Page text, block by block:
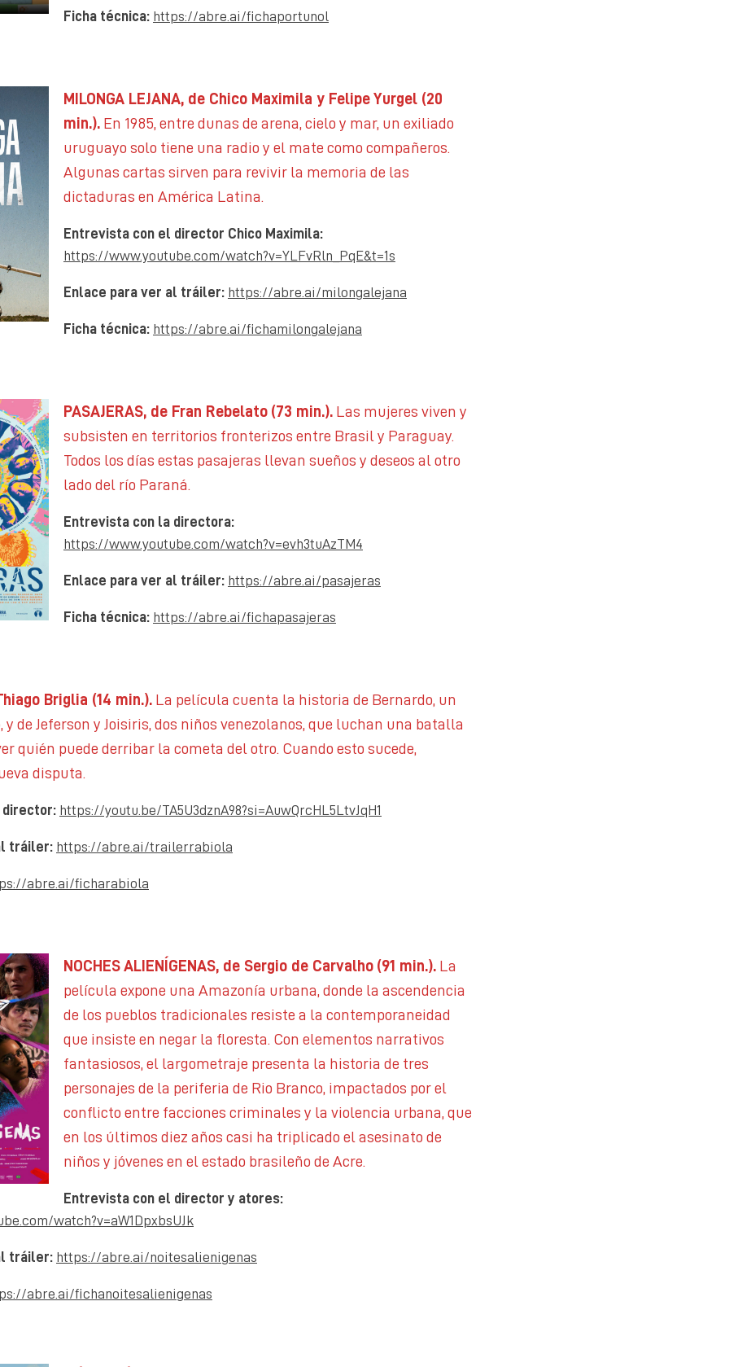
Ficha técnica: https://abre.ai/fichaportunol
MILONGA LEJANA, de Chico Maximila y Felipe Yurgel (20
min.). En 1985, entre dunas de arena, cielo y mar, un exiliado
uruguayo solo tiene una radio y el mate como compañeros.
Algunas cartas sirven para revivir la memoria de las
dictaduras en América Latina.
Entrevista con el director Chico Maximila:
https://www.youtube.com/watch?v=YLFvRln_PqE&t=1s
Enlace para ver al tráiler: https://abre.ai/milongalejana
Ficha técnica: https://abre.ai/fichamilongalejana
PASAJERAS, de Fran Rebelato (73 min.). Las mujeres viven y
subsisten en territorios fronterizos entre Brasil y Paraguay.
Todos los días estas pasajeras llevan sueños y deseos al otro
lado del río Paraná.
Entrevista con la directora:
https://www.youtube.com/watch?v=evh3tuAzTM4
Enlace para ver al tráiler: https://abre.ai/pasajeras
Ficha técnica: https://abre.ai/fichapasajeras
Briglia (14 min.). La película cuenta la historia de Bernardo, un
y de Jeferson y Joisiris, dos niños venezolanos, que luchan una batalla
quién puede derribar la cometa del otro. Cuando esto sucede,
disputa.
director: https://youtu.be/TA5U3dznA98?si=AuwQrcHL5LtvJqH1
tráiler: https://abre.ai/trailerrabiola
abre.ai/ficharabiola
NOCHES ALIENÍGENAS, de Sergio de Carvalho (91 min.). La
película expone una Amazonía urbana, donde la ascendencia
de los pueblos tradicionales resiste a la contemporaneidad
que insiste en negar la floresta. Con elementos narrativos
fantasiosos, el largometraje presenta la historia de tres
personajes de la periferia de Rio Branco, impactados por el
conflicto entre facciones criminales y la violencia urbana, que
en los últimos diez años casi ha triplicado el asesinato de
niños y jóvenes en el estado brasileño de Acre.
Entrevista con el director y atores:
watch?v=aW1DpxbsUJk
tráiler: https://abre.ai/noitesalienigenas
abre.ai/fichanoitesalienigenas